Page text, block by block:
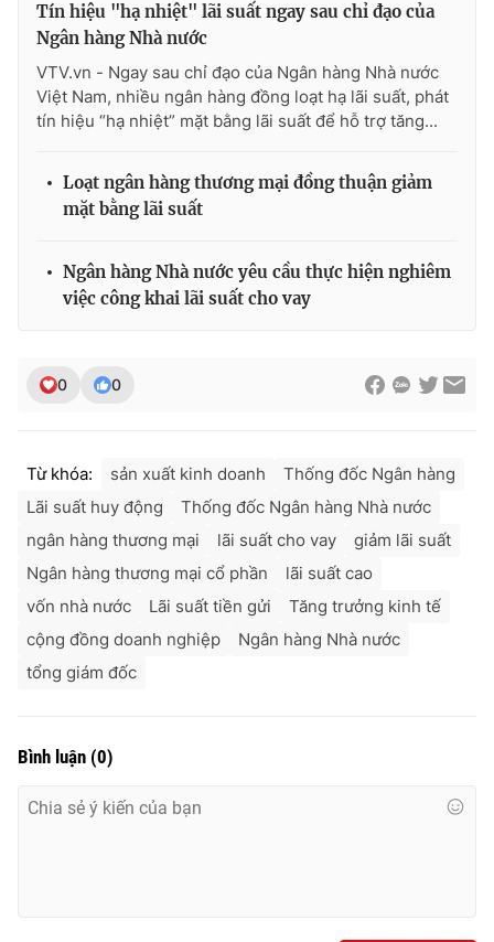
Tín hiệu "hạ nhiệt" lãi suất ngay sau chỉ đạo của
Ngân hàng Nhà nước
VTV.vn - Ngay sau chỉ đạo của Ngân hàng Nhà nước
Việt Nam, nhiều ngân hàng đồng loạt hạ lãi suất, phát
tín hiệu “hạ nhiệt” mặt bằng lãi suất để hỗ trợ tăng...
Loạt ngân hàng thương mại đồng thuận giảm
mặt bằng lãi suất
Ngân hàng Nhà nước yêu cầu thực hiện nghiêm
việc công khai lãi suất cho vay
0 0
Từ khóa: sản xuất kinh doanh
Thống đốc Ngân hàng
Lãi suất huy động
Thống đốc Ngân hàng Nhà nước
ngân hàng thương mại
lãi suất cho vay
giảm lãi suất
Ngân hàng thương mại cổ phần
lãi suất cao
vốn nhà nước
Lãi suất tiền gửi
Tăng trưởng kinh tế
cộng đồng doanh nghiệp
Ngân hàng Nhà nước
tổng giám đốc
Bình luận (0)